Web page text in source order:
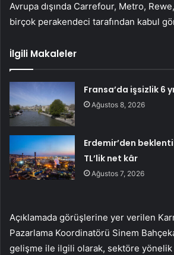
Avrupa dışında Carrefour, Metro,
birçok perakendeci tarafından kabul
İlgili Makaleler
Fransa’da işsizlik 6
Ağustos 8, 2026
Erdemir’den
TL’lik net kâr
Ağustos 7, 2026
Açıklamada görüşlerine yer verilen
Pazarlama Koordinatörü Sinem
gelişme ile ilgili olarak, sektöre